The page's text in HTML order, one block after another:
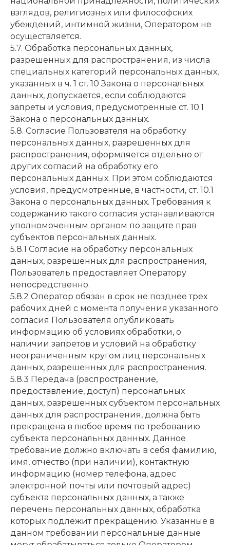
взглядов, религиозных или философских
убеждений, интимной жизни, Оператором не
осуществляется.
5.7. Обработка персональных данных,
разрешенных для распространения, из числа
специальных категорий персональных данных,
указанных в ч. 1 ст. 10 Закона о персональных
данных, допускается, если соблюдаются
запреты и условия, предусмотренные ст. 10.1
Закона о персональных данных.
5.8. Согласие Пользователя на обработку
персональных данных, разрешенных для
распространения, оформляется отдельно от
других согласий на обработку его
персональных данных. При этом соблюдаются
условия, предусмотренные, в частности, ст. 10.1
Закона о персональных данных. Требования к
содержанию такого согласия устанавливаются
уполномоченным органом по защите прав
субъектов персональных данных.
5.8.1 Согласие на обработку персональных
данных, разрешенных для распространения,
Пользователь предоставляет Оператору
непосредственно.
5.8.2 Оператор обязан в срок не позднее трех
рабочих дней с момента получения указанного
согласия Пользователя опубликовать
информацию об условиях обработки, о
наличии запретов и условий на обработку
неограниченным кругом лиц персональных
данных, разрешенных для распространения.
5.8.3 Передача (распространение,
предоставление, доступ) персональных
данных, разрешенных субъектом персональных
данных для распространения, должна быть
прекращена в любое время по требованию
субъекта персональных данных. Данное
требование должно включать в себя фамилию,
имя, отчество (при наличии), контактную
информацию (номер телефона, адрес
электронной почты или почтовый адрес)
субъекта персональных данных, а также
перечень персональных данных, обработка
которых подлежит прекращению. Указанные в
данном требовании персональные данные